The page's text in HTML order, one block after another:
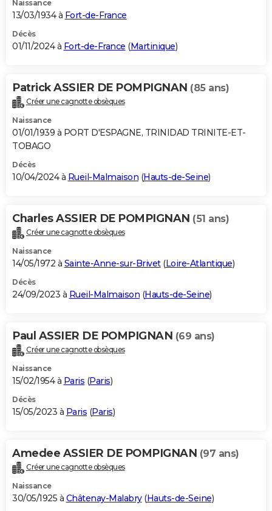
Naissance
13/03/1934 à Fort-de-France
Décès
01/11/2024 à Fort-de-France (Martinique)
Patrick ASSIER DE POMPIGNAN (85 ans)
Créer une cagnotte obsèques
Naissance
01/01/1939 à PORT D'ESPAGNE, TRINIDAD TRINITE-ET-
TOBAGO
Décès
10/04/2024 à Rueil-Malmaison (Hauts-de-Seine)
Charles ASSIER DE POMPIGNAN (51 ans)
Créer une cagnotte obsèques
Naissance
14/05/1972 à Sainte-Anne-sur-Brivet(Loire-Atlantique)
Décès
24/09/2023 à Rueil-Malmaison (Hauts-de-Seine)
Paul ASSIER DE POMPIGNAN (69 ans)
Créer une cagnotte obsèques
Naissance
15/02/1954 à Paris (Paris)
Décès
15/05/2023 à Paris (Paris)
Amedee ASSIER DE POMPIGNAN (97 ans)
Créer une cagnotte obsèques
Naissance
30/05/1925 à Châtenay-Malabry(Hauts-de-Seine)